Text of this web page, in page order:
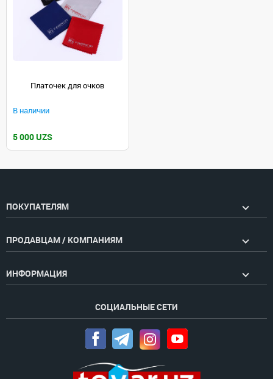
Платочек для очков
В наличии
5 000 UZS
ПОКУПАТЕЛЯМ
ПРОДАВЦАМ / КОМПАНИЯМ
ИНФОРМАЦИЯ
СОЦИАЛЬНЫЕ СЕТИ